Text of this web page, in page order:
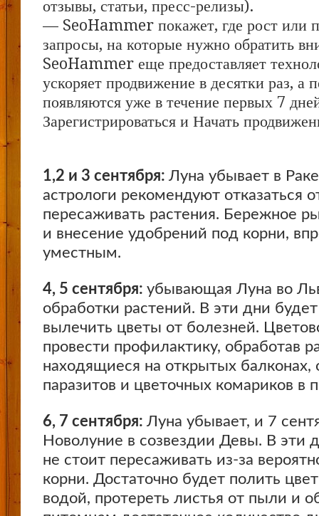
отзывы, статьи, пресс-релизы).
— SeoHammer покажет, где рост или
запросы, на которые нужно обратить
SeoHammer еще предоставляет
ускоряет продвижение в десятки раз, а
появляются уже в течение первых 7
Зарегистрироваться и Начать
1,2 и 3 сентября: Луна убывает в
астрологи рекомендуют отказаться
пересаживать растения. Бережное
и внесение удобрений под корни,
уместным.
4, 5 сентября: убывающая Луна во
обработки растений. В эти дни
вылечить цветы от болезней.
провести профилактику, обработав
находящиеся на открытых балконах,
паразитов и цветочных комариков в
6, 7 сентября: Луна убывает, и 7
Новолуние в созвездии Девы. В эти
не стоит пересаживать из-за
корни. Достаточно будет полить
водой, протереть листья от пыли и